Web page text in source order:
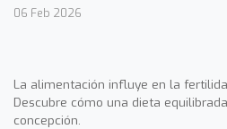
06 Feb 2026
La alimentación influye en la
Descubre cómo una dieta
concepción.